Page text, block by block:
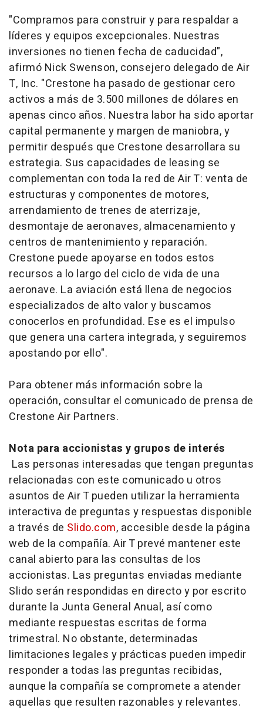
"Compramos para construir y para respaldar a
líderes y equipos excepcionales. Nuestras
inversiones no tienen fecha de caducidad",
afirmó Nick Swenson, consejero delegado de Air
T, Inc. "Crestone ha pasado de gestionar cero
activos a más de 3.500 millones de dólares en
apenas cinco años. Nuestra labor ha sido aportar
capital permanente y margen de maniobra, y
permitir después que Crestone desarrollara su
estrategia. Sus capacidades de leasing se
complementan con toda la red de Air T: venta de
estructuras y componentes de motores,
arrendamiento de trenes de aterrizaje,
desmontaje de aeronaves, almacenamiento y
centros de mantenimiento y reparación.
Crestone puede apoyarse en todos estos
recursos a lo largo del ciclo de vida de una
aeronave. La aviación está llena de negocios
especializados de alto valor y buscamos
conocerlos en profundidad. Ese es el impulso
que genera una cartera integrada, y seguiremos
apostando por ello".
Para obtener más información sobre la
operación, consultar el comunicado de prensa de
Crestone Air Partners.
Nota para accionistas y grupos de interés
Las personas interesadas que tengan preguntas
relacionadas con este comunicado u otros
asuntos de Air T pueden utilizar la herramienta
interactiva de preguntas y respuestas disponible
a través de Slido.com, accesible desde la página
web de la compañía. Air T prevé mantener este
canal abierto para las consultas de los
accionistas. Las preguntas enviadas mediante
Slido serán respondidas en directo y por escrito
durante la Junta General Anual, así como
mediante respuestas escritas de forma
trimestral. No obstante, determinadas
limitaciones legales y prácticas pueden impedir
responder a todas las preguntas recibidas,
aunque la compañía se compromete a atender
aquellas que resulten razonables y relevantes.